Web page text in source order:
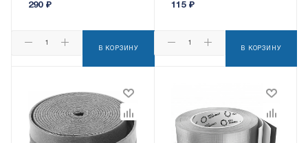
290₽
В КОРЗИНУ
115₽
В КОРЗИНУ